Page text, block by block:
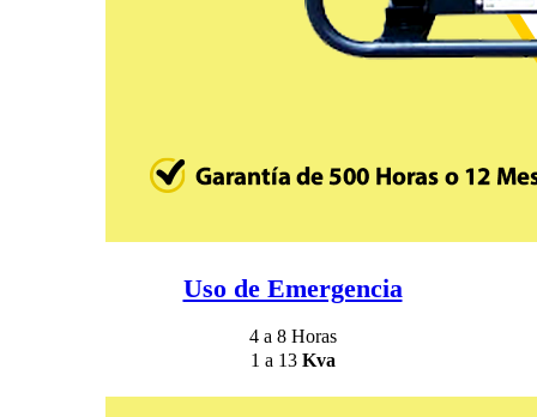
Uso de Emergencia
4 a 8 Horas
1 a 13 Kva